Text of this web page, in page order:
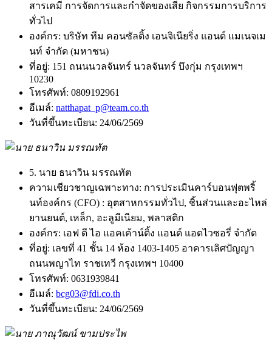
สารเคมี การจัดการและกำจัดของเสีย กิจกรรมการบริการ
ทั่วไป
องค์กร: บริษัท ทีม คอนซัลติ้ง เอนจิเนียริ่ง แอนด์ แมเนจเม
นท์ จำกัด (มหาชน)
ที่อยู่: 151 ถนนนวลจันทร์ นวลจันทร์ บึงกุ่ม กรุงเทพฯ
10230
โทรศัพท์: 0809192961
อีเมล์: natthapat_p@team.co.th
วันที่ขึ้นทะเบียน: 24/06/2569
5. นาย ธนาวิน มรรณทัต
ความเชียวชาญเฉพาะทาง: การประเมินคาร์บอนฟุตพริ้
นท์องค์กร (CFO) : อุตสาหกรรมทั่วไป, ชิ้นส่วนและอะไหล่
ยานยนต์, เหล็ก, อะลูมีเนียม, พลาสติก
องค์กร: เอฟ ดี ไอ แอคเค้าน์ติ้ง แอนด์ แอดไวซอรี่ จำกัด
ที่อยู่: เลขที่ 41 ชั้น 14 ห้อง 1403-1405 อาคารเลิศปัญญา
ถนนพญาไท ราชเทวี กรุงเทพฯ 10400
โทรศัพท์: 0631939841
อีเมล์: bcg03@fdi.co.th
วันที่ขึ้นทะเบียน: 24/06/2569